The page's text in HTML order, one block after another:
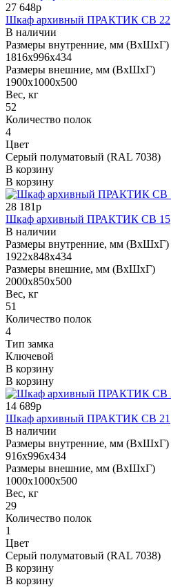
27 648р
Шкаф архивный ПРАКТИК СВ 22
В наличии
Размеры внутренние, мм (ВхШхГ)
1816x996x434
Размеры внешние, мм (ВхШхГ)
1900x1000x500
Вес, кг
52
Количество полок
4
Цвет
Серый полуматовый (RAL 7038)
В корзину
В корзину
28 181р
Шкаф архивный ПРАКТИК СВ 15
В наличии
Размеры внутренние, мм (ВхШхГ)
1922x848x434
Размеры внешние, мм (ВхШхГ)
2000x850x500
Вес, кг
51
Количество полок
4
Тип замка
Ключевой
В корзину
В корзину
14 689р
Шкаф архивный ПРАКТИК СВ 21
В наличии
Размеры внутренние, мм (ВхШхГ)
916x996x434
Размеры внешние, мм (ВхШхГ)
1000x1000x500
Вес, кг
29
Количество полок
1
Цвет
Серый полуматовый (RAL 7038)
В корзину
В корзину